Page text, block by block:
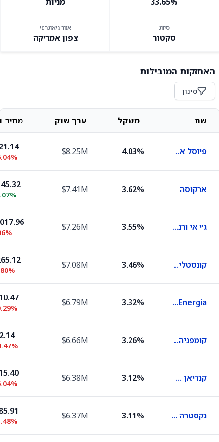
סיווג
סקטור
אזור גיאוגרפי
צפון אמריקה
האחזקות המובילות
סינון
שם משקל ערך שוק מחיר
פיוסל אנרג'י 4.03%
$8.25M
ארקוסה 3.62%
$7.41M
ג׳י אי ורנובה 3.55%
$7.26M
קונסטליישן אנרג'י 3.46%
$7.08M
Axia Energia
3.32%
$6.79M
קומפניה אנרגטיקה מינאס ז׳ראיס 3.26%
$6.66M
קנדיאן סולר 3.12%
$6.38M
נקסטרה אנרג'י 3.11%
$6.37M